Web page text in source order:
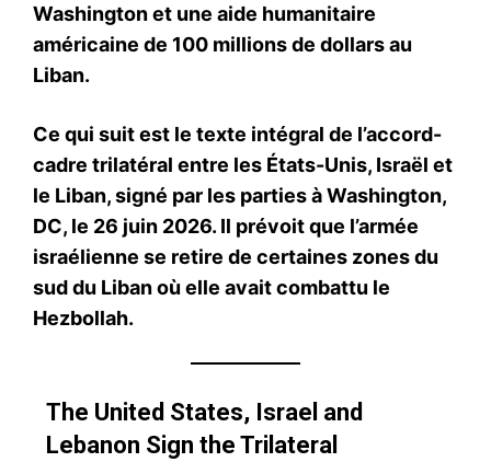
Washington et une aide humanitaire
américaine de 100 millions de dollars au
Liban.
Ce qui suit est le texte intégral de l’accord-
cadre trilatéral entre les États-Unis, Israël et
le Liban, signé par les parties à Washington,
DC, le 26 juin 2026. Il prévoit que l’armée
israélienne se retire de certaines zones du
sud du Liban où elle avait combattu le
Hezbollah.
The United States, Israel and
Lebanon Sign the Trilateral